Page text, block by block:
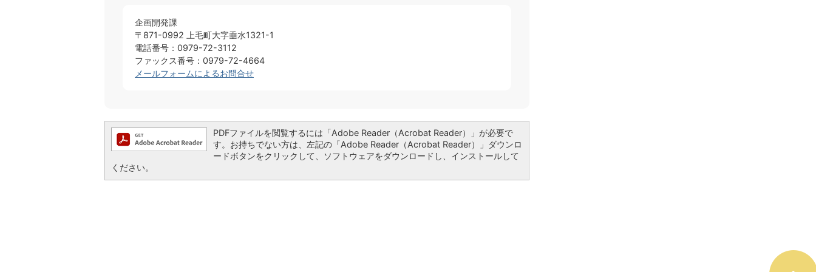
企画開発課
〒871-0992 上毛町大字垂水1321-1
電話番号：0979-72-3112
ファックス番号：0979-72-4664
メールフォームによるお問合せ
PDFファイルを閲覧するには「Adobe Reader（Acrobat Reader）」が必要で
す。お持ちでない方は、左記の「Adobe Reader（Acrobat Reader）」ダウンロ
ードボタンをクリックして、ソフトウェアをダウンロードし、インストールして
ください。